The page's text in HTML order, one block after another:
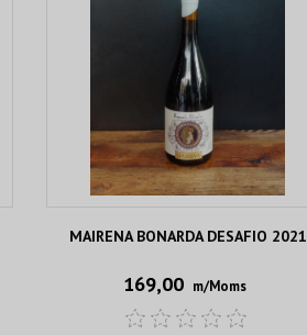
MAIRENA BONARDA DESAFIO 2021
169,00 m/Moms